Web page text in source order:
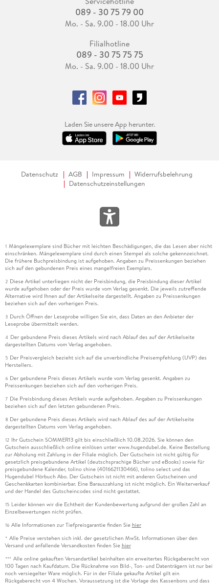
089 - 30 75 79 00
Mo. - Sa. 9.00 - 18.00 Uhr
Filialhotline
089 - 30 75 75 75
Mo. - Sa. 9.00 - 18.00 Uhr
Laden Sie unsere App herunter.
Datenschutz AGB Impressum
Widerrufsbelehrung
Datenschutzeinstellungen
1 Mängelexemplare sind Bücher mit leichten Beschädigungen, die das Lesen aber nicht
einschränken. Mängelexemplare sind durch einen Stempel als solche gekennzeichnet.
Die frühere Buchpreisbindung ist aufgehoben. Angaben zu Preissenkungen beziehen
sich auf den gebundenen Preis eines mangelfreien Exemplars.
2 Diese Artikel unterliegen nicht der Preisbindung, die Preisbindung dieser Artikel
wurde aufgehoben oder der Preis wurde vom Verlag gesenkt. Die jeweils zutreffende
Alternative wird Ihnen auf der Artikelseite dargestellt. Angaben zu Preissenkungen
beziehen sich auf den vorherigen Preis.
3 Durch Öffnen der Leseprobe willigen Sie ein, dass Daten an den Anbieter der
Leseprobe übermittelt werden.
4 Der gebundene Preis dieses Artikels wird nach Ablauf des auf der Artikelseite
dargestellten Datums vom Verlag angehoben.
5 Der Preisvergleich bezieht sich auf die unverbindliche Preisempfehlung (UVP) des
Herstellers.
6 Der gebundene Preis dieses Artikels wurde vom Verlag gesenkt. Angaben zu
Preissenkungen beziehen sich auf den vorherigen Preis.
7 Die Preisbindung dieses Artikels wurde aufgehoben. Angaben zu Preissenkungen
beziehen sich auf den letzten gebundenen Preis.
8 Der gebundene Preis dieses Artikels wird nach Ablauf des auf der Artikelseite
dargestellten Datums vom Verlag angehoben.
12 Ihr Gutschein SOMMER13 gilt bis einschließlich 10.08.2026. Sie können den
Gutschein ausschließlich online einlösen unter www.hugendubel.de. Keine Bestellung
zur Abholung mit Zahlung in der Filiale möglich. Der Gutschein ist nicht gültig für
gesetzlich preisgebundene Artikel (deutschsprachige Bücher und eBooks) sowie für
preisgebundene Kalender, tolino shine (4016621130466), tolino select und das
Hugendubel Hörbuch Abo. Der Gutschein ist nicht mit anderen Gutscheinen und
Geschenkkarten kombinierbar. Eine Barauszahlung ist nicht möglich. Ein Weiterverkauf
und der Handel des Gutscheincodes sind nicht gestattet.
15 Leider können wir die Echtheit der Kundenbewertung aufgrund der großen Zahl an
Einzelbewertungen nicht prüfen.
16 Alle Informationen zur Tiefpreisgarantie finden Sie hier
* Alle Preise verstehen sich inkl. der gesetzlichen MwSt. Informationen über den
Versand und anfallende Versandkosten finden Sie hier
*** Alle online gekauften Versandartikel beinhalten ein erweitertes Rückgaberecht von
100 Tagen nach Kaufdatum. Die Rücknahme von Bild-, Ton- und Datenträgern ist nur bei
noch versiegelter Ware möglich. Für in der Filiale gekaufte Artikel gilt ein
Rückgaberecht von 4 Wochen. Voraussetzung ist die Vorlage des Kassenbons und dass